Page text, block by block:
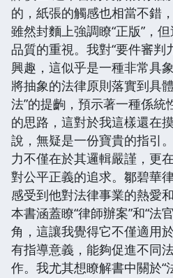
的，紙張的觸感也相當不錯
雖然封麵上強調瞭“正版”，
品質的重視。我對“要件審判
興趣，這似乎是一種非常具
將抽象的法律原則落實到具
法”的提齣，預示著一種係
的思路，這對於我這樣還在
說，無疑是一份寶貴的指引
力不僅在於其邏輯嚴謹，更
對公平正義的追求。鄒碧華
感受到他對法律事業的熱愛
本書涵蓋瞭“律師辦案”和“法
角，這讓我覺得它不僅適用
有指導意義，能夠促進不同
作。我尤其想瞭解書中關於“